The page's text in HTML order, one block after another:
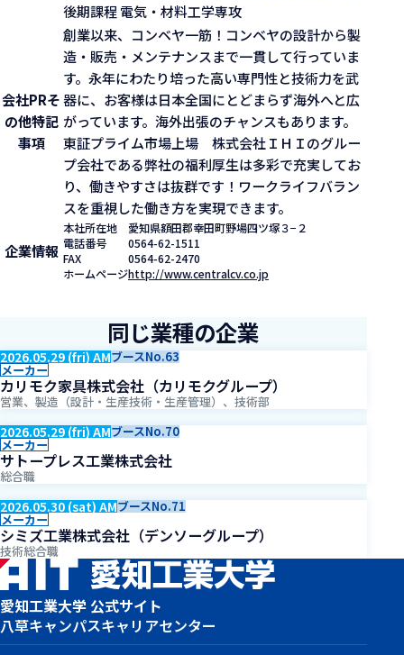
後期課程 電気・材料工学専攻
会社PRそ
の他特記
事項
創業以来、コンベヤ一筋！コンベヤの設計から製
造・販売・メンテナンスまで一貫して行っていま
す。永年にわたり培った高い専門性と技術力を武
器に、お客様は日本全国にとどまらず海外へと広
がっています。海外出張のチャンスもあります。
東証プライム市場上場 株式会社ＩＨＩのグルー
プ会社である弊社の福利厚生は多彩で充実してお
り、働きやすさは抜群です！ワークライフバラン
スを重視した働き方を実現できます。
企業情報
本社所在地
愛知県額田郡幸田町野場四ツ塚３−２
電話番号
0564-62-1511
FAX
0564-62-2470
ホームページhttp://www.centralcv.co.jp
同じ業種の企業
2026.05.29 (fri) AMブースNo.63
メーカー
カリモク家具株式会社（カリモクグループ）
営業、製造（設計・生産技術・生産管理）、技術部
2026.05.29 (fri) AMブースNo.70
メーカー
サトープレス工業株式会社
総合職
2026.05.30 (sat) AMブースNo.71
メーカー
シミズ工業株式会社（デンソーグループ）
技術総合職
愛知工業大学 公式サイト
八草キャンパスキャリアセンター